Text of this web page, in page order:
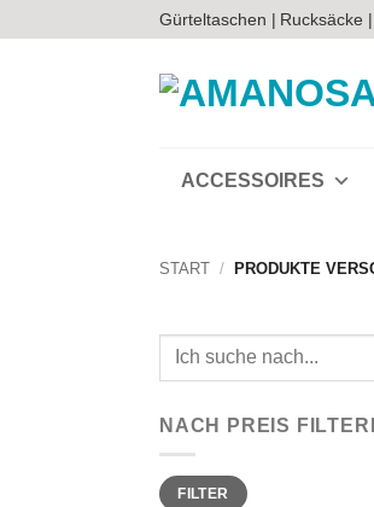
Inhalt
Gürteltaschen | Rucksäcke |
ACCESSOIRES
START / PRODUKTE
Suchen
NACH PREIS
Min.
Preis
Max.
PreisFILTER